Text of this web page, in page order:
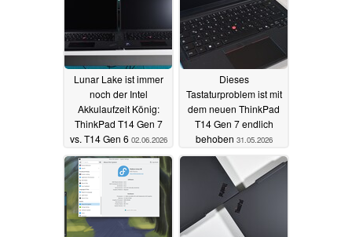
Lunar Lake ist immer
noch der Intel
Akkulaufzeit König:
ThinkPad T14 Gen 7
vs. T14 Gen 6 02.06.2026
Dieses
Tastaturproblem ist mit
dem neuen ThinkPad
T14 Gen 7 endlich
behoben 31.05.2026